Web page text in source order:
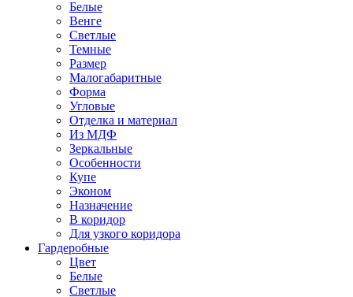
Белые
Венге
Светлые
Темные
Размер
Малогабаритные
Форма
Угловые
Отделка и материал
Из МДФ
Зеркальные
Особенности
Купе
Эконом
Назначение
В коридор
Для узкого коридора
Гардеробные
Цвет
Белые
Светлые